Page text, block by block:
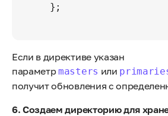
    };
Если в директиве указан
параметрmasters или
получит обновления с
6. Создаем директорию для